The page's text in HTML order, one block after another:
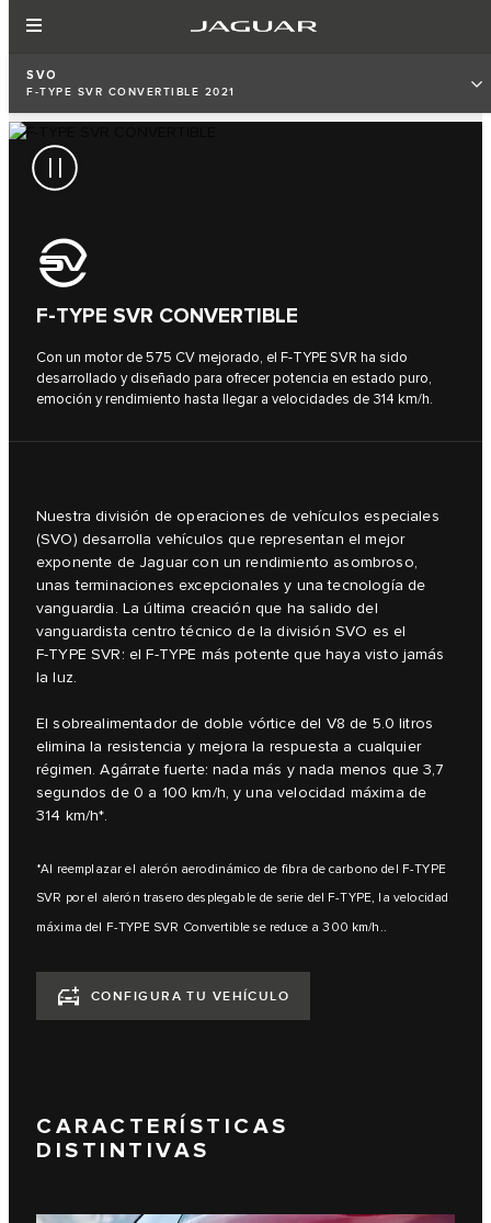
SVO
F‑TYPE SVR CONVERTIBLE 2021
F‑TYPE SVR CONVERTIBLE
Con un motor de 575 CV mejorado, el F‑TYPE SVR ha sido
desarrollado y diseñado para ofrecer potencia en estado puro,
emoción y rendimiento hasta llegar a velocidades de 314 km/h.
Nuestra división de operaciones de vehículos especiales
(SVO) desarrolla vehículos que representan el mejor
exponente de Jaguar con un rendimiento asombroso,
unas terminaciones excepcionales y una tecnología de
vanguardia. La última creación que ha salido del
vanguardista centro técnico de la división SVO es el
F‑TYPE SVR: el F‑TYPE más potente que haya visto jamás
la luz.
El sobrealimentador de doble vórtice del V8 de 5.0 litros
elimina la resistencia y mejora la respuesta a cualquier
régimen. Agárrate fuerte: nada más y nada menos que 3,7
segundos de 0 a 100 km/h, y una velocidad máxima de
314 km/h*.
*Al reemplazar el alerón aerodinámico de fibra de carbono del F‑TYPE
SVR por el alerón trasero desplegable de serie del F‑TYPE, la velocidad
máxima del F‑TYPE SVR Convertible se reduce a 300 km/h..
CONFIGURA TU VEHÍCULO
CARACTERÍSTICAS
DISTINTIVAS